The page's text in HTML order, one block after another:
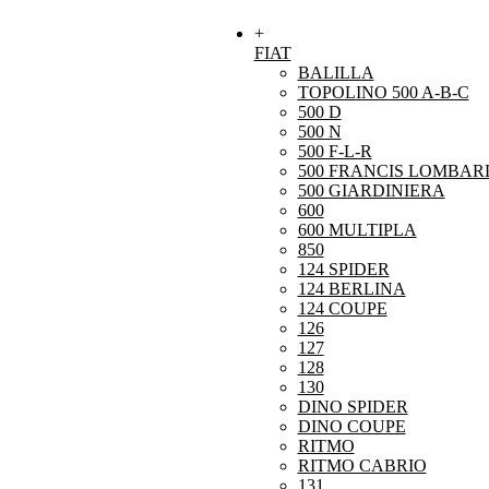
+
FIAT
BALILLA
TOPOLINO 500 A-B-C
500 D
500 N
500 F-L-R
500 FRANCIS
500 GIARDINIERA
600
600 MULTIPLA
850
124 SPIDER
124 BERLINA
124 COUPE
126
127
128
130
DINO SPIDER
DINO COUPE
RITMO
RITMO CABRIO